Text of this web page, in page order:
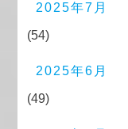
2025年7月
(54)
2025年6月
(49)